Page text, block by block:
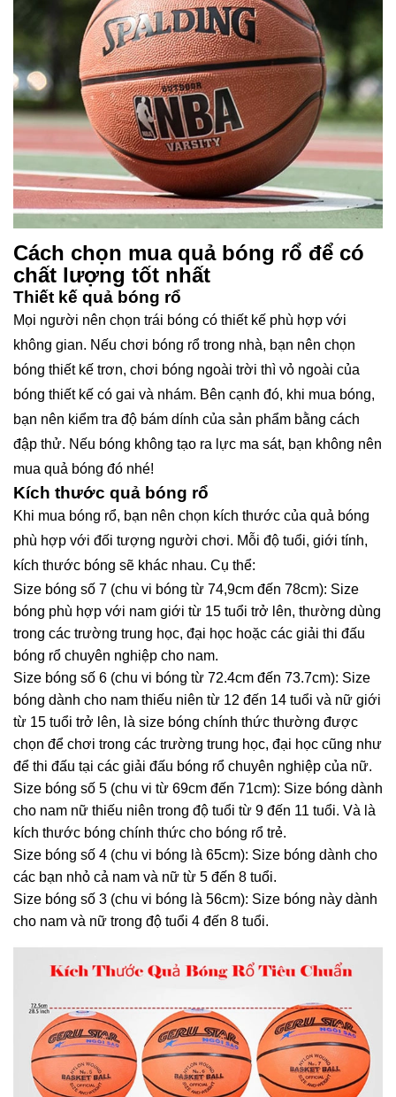
Cách chọn mua quả bóng rổ để có
chất lượng tốt nhất
Thiết kế quả bóng rổ
Mọi người nên chọn trái bóng có thiết kế phù hợp với
không gian. Nếu chơi bóng rổ trong nhà, bạn nên chọn
bóng thiết kế trơn, chơi bóng ngoài trời thì vỏ ngoài của
bóng thiết kế có gai và nhám. Bên cạnh đó, khi mua bóng,
bạn nên kiểm tra độ bám dính của sản phẩm bằng cách
đập thử. Nếu bóng không tạo ra lực ma sát, bạn không nên
mua quả bóng đó nhé!
Kích thước quả bóng rổ
Khi mua bóng rổ, bạn nên chọn kích thước của quả bóng
phù hợp với đối tượng người chơi. Mỗi độ tuổi, giới tính,
kích thước bóng sẽ khác nhau. Cụ thể:
Size bóng số 7 (chu vi bóng từ 74,9cm đến 78cm): Size
bóng phù hợp với nam giới từ 15 tuổi trở lên, thường dùng
trong các trường trung học, đại học hoặc các giải thi đấu
bóng rổ chuyên nghiệp cho nam.
Size bóng số 6 (chu vi bóng từ 72.4cm đến 73.7cm): Size
bóng dành cho nam thiếu niên từ 12 đến 14 tuổi và nữ giới
từ 15 tuổi trở lên, là size bóng chính thức thường được
chọn để chơi trong các trường trung học, đại học cũng như
để thi đấu tại các giải đấu bóng rổ chuyên nghiệp của nữ.
Size bóng số 5 (chu vi từ 69cm đến 71cm): Size bóng dành
cho nam nữ thiếu niên trong độ tuổi từ 9 đến 11 tuổi. Và là
kích thước bóng chính thức cho bóng rổ trẻ.
Size bóng số 4 (chu vi bóng là 65cm): Size bóng dành cho
các bạn nhỏ cả nam và nữ từ 5 đến 8 tuổi.
Size bóng số 3 (chu vi bóng là 56cm): Size bóng này dành
cho nam và nữ trong độ tuổi 4 đến 8 tuổi.